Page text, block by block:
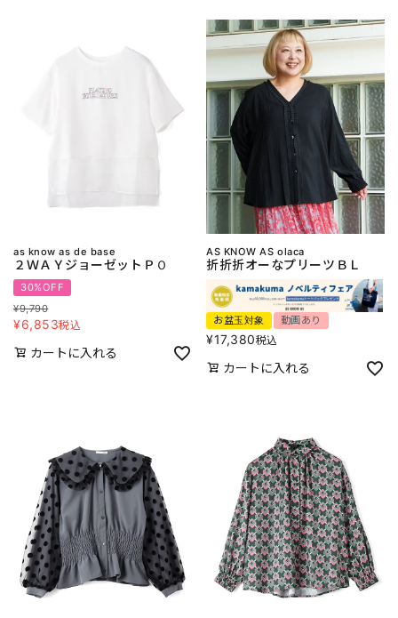
as know as de base
２ＷＡＹジョーゼットＰＯ
30%OFF
¥9,790
¥6,853税込
カートに入れる
AS KNOW AS olaca
折折折オーなプリーツＢＬ
お盆玉対象 動画あり
¥17,380税込
カートに入れる